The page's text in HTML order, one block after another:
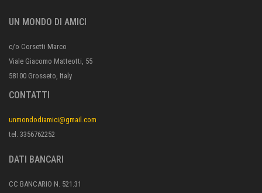
UN MONDO DI AMICI
c/o Corsetti Marco
Viale Giacomo Matteotti, 55
58100 Grosseto, Italy
CONTATTI
unmondodiamici@gmail.com
tel. 3356762252
DATI BANCARI
CC BANCARIO N. 521.31